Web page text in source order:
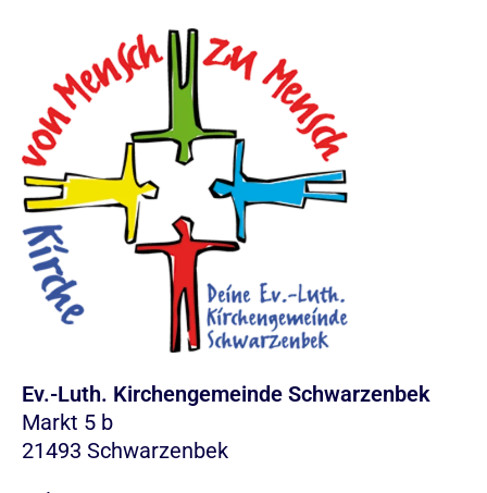
Ev.-Luth. Kirchengemeinde Schwarzenbek
Markt 5 b
21493 Schwarzenbek